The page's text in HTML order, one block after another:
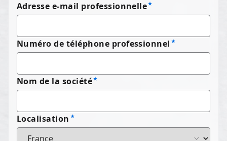
Adresse e-mail professionnelle
Numéro de téléphone professionnel
Nom de la société
Localisation